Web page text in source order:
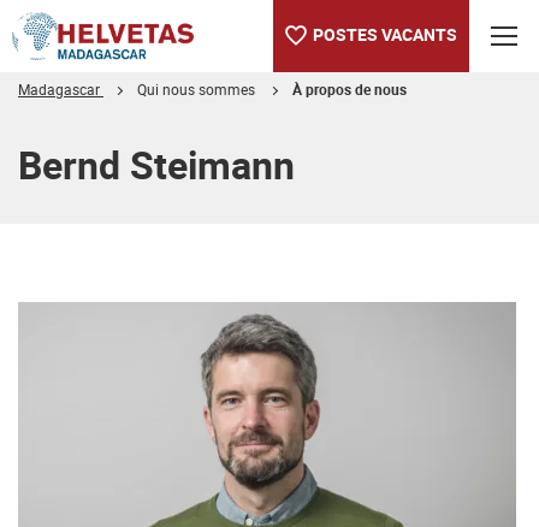
POSTES VACANTS
Madagascar Qui nous sommes À propos de nous
Bernd Steimann